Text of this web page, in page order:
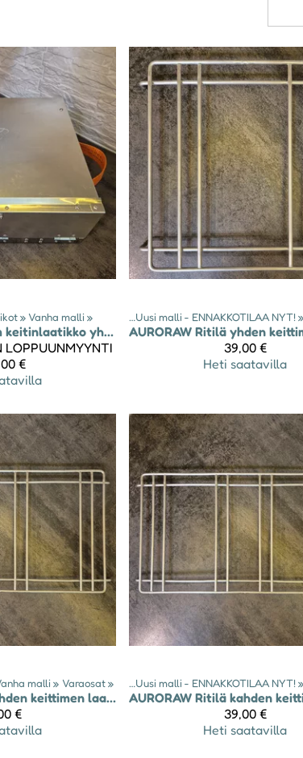
‪»Vanha malli ‪»
Premium keitinlaatikko yhdelle keittimelle - malli 2024-25
LOPPUUNMYYNTI
€
Tuotteet‪» Keitinlaatikot ‪» Uusi malli - ENNAKKOTILAA NYT! ‪»
AURORAW
39,00 €
Heti saatavilla
Tuotteet ‪»
malli ‪» Varaosat ‪»
Ritilä kahden keittimen laatikkoon - malli 2024-25
€
Tuotteet ‪» Keitinlaatikot ‪» Uusi malli - ENNAKKOTILAA NYT! ‪»
AURORAW
39,00 €
Heti saatavilla